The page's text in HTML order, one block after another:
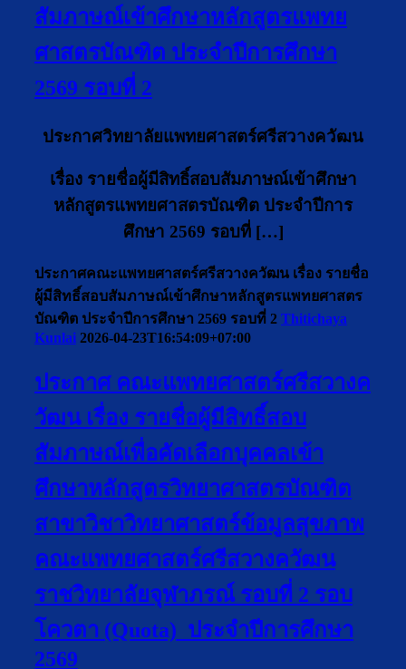
สัมภาษณ์เข้าศึกษาหลักสูตรแพทย
ศาสตรบัณฑิต ประจำปีการศึกษา
2569 รอบที่ 2
ประกาศวิทยาลัยแพทยศาสตร์ศรีสวางควัฒน
เรื่อง รายชื่อผู้มีสิทธิ์สอบสัมภาษณ์เข้าศึกษา
หลักสูตรแพทยศาสตรบัณฑิต ประจำปีการ
ศึกษา 2569 รอบที่ […]
ประกาศคณะแพทยศาสตร์ศรีสวางควัฒน เรื่อง รายชื่อ
ผู้มีสิทธิ์สอบสัมภาษณ์เข้าศึกษาหลักสูตรแพทยศาสตร
บัณฑิต ประจำปีการศึกษา 2569 รอบที่ 2 Thitichaya
Kunlai 2026-04-23T16:54:09+07:00
ประกาศ คณะแพทยศาสตร์ศรีสวางค
วัฒน เรื่อง รายชื่อผู้มีสิทธิ์สอบ
สัมภาษณ์เพื่อคัดเลือกบุคคลเข้า
ศึกษาหลักสูตรวิทยาศาสตรบัณฑิต
สาขาวิชาวิทยาศาสตร์ข้อมูลสุขภาพ
คณะแพทยศาสตร์ศรีสวางควัฒน
ราชวิทยาลัยจุฬาภรณ์ รอบที่ 2 รอบ
โควตา (Quota) ประจำปีการศึกษา
2569